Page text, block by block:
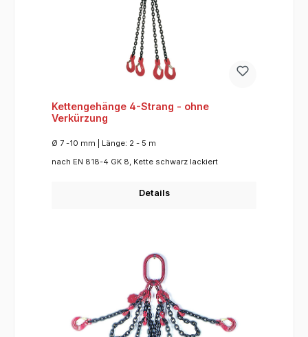
Kettengehänge 4-Strang - ohne
Verkürzung
Ø 7 -10 mm | Länge: 2 - 5 m
nach EN 818-4 GK 8, Kette schwarz lackiert
Details